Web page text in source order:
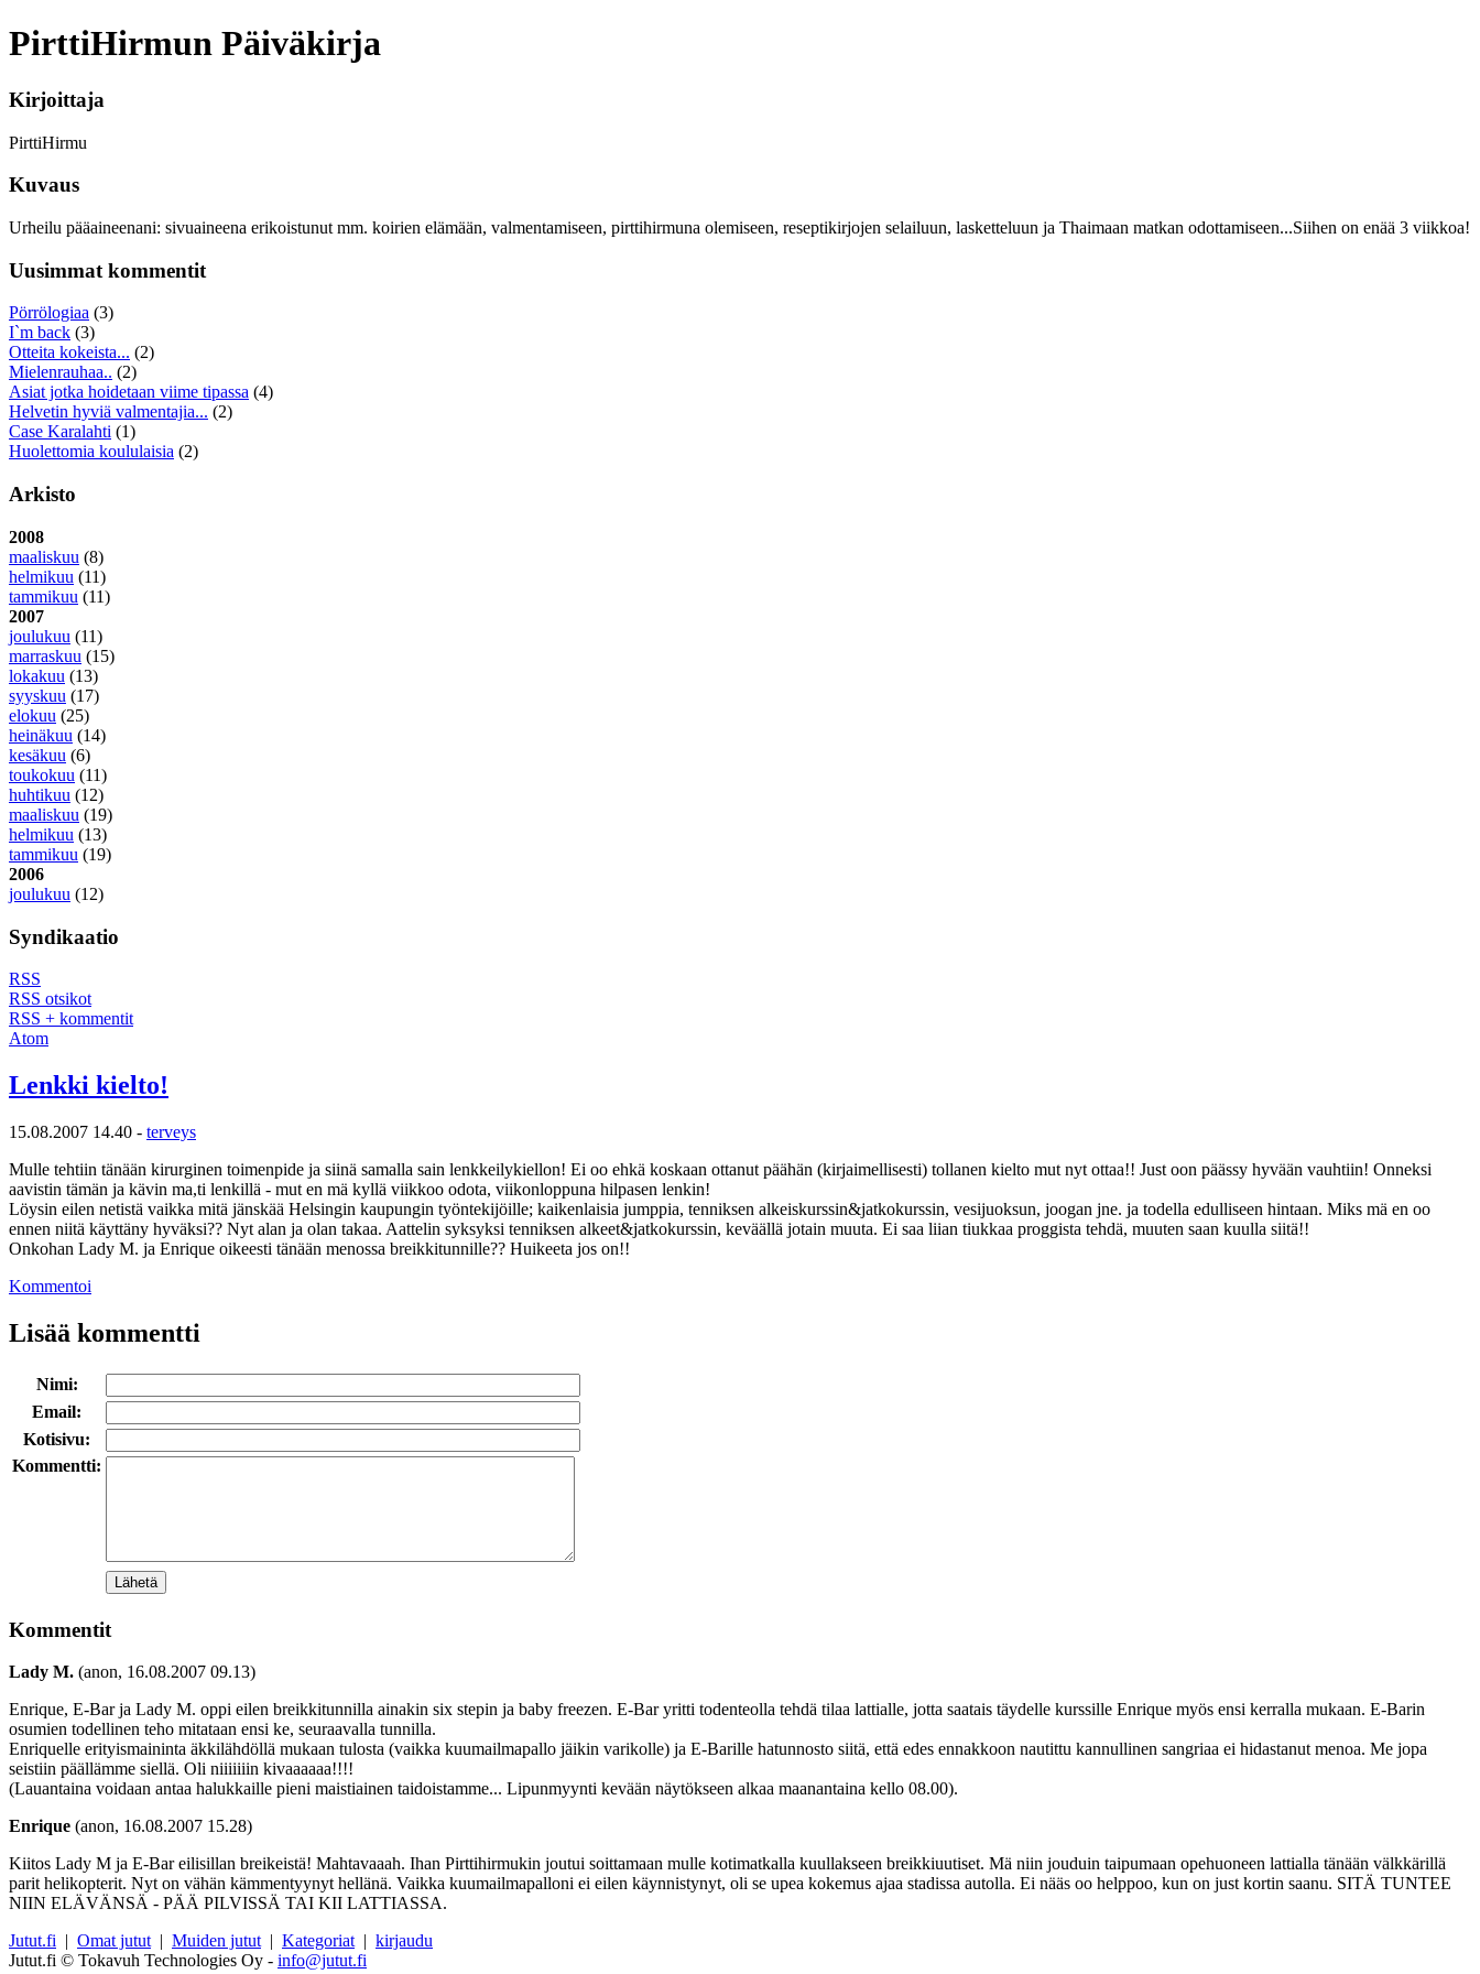
PirttiHirmun Päiväkirja
Kirjoittaja
PirttiHirmu
Kuvaus
Urheilu pääaineenani: sivuaineena erikoistunut mm. koirien elämään, valmentamiseen, pirttihirmuna olemiseen, reseptikirjojen selailuun, lasketteluun ja Thaimaan matkan odottamiseen...Siihen on enää 3 viikkoa!
Uusimmat kommentit
Pörrölogiaa (3)
I`m back (3)
Otteita kokeista... (2)
Mielenrauhaa.. (2)
Asiat jotka hoidetaan viime tipassa (4)
Helvetin hyviä valmentajia... (2)
Case Karalahti (1)
Huolettomia koululaisia (2)
Arkisto
2008
maaliskuu (8)
helmikuu (11)
tammikuu (11)
2007
joulukuu (11)
marraskuu (15)
lokakuu (13)
syyskuu (17)
elokuu (25)
heinäkuu (14)
kesäkuu (6)
toukokuu (11)
huhtikuu (12)
maaliskuu (19)
helmikuu (13)
tammikuu (19)
2006
joulukuu (12)
Syndikaatio
RSS
RSS otsikot
RSS + kommentit
Atom
Lenkki kielto!
15.08.2007 14.40 - terveys
Mulle tehtiin tänään kirurginen toimenpide ja siinä samalla sain lenkkeilykiellon! Ei oo ehkä koskaan ottanut päähän (kirjaimellisesti) tollanen kielto mut nyt ottaa!! Just oon päässy hyvään vauhtiin! Onneksi
aavistin tämän ja kävin ma,ti lenkillä - mut en mä kyllä viikkoo odota, viikonloppuna hilpasen lenkin!
Löysin eilen netistä vaikka mitä jänskää Helsingin kaupungin työntekijöille; kaikenlaisia jumppia, tenniksen alkeiskurssin&jatkokurssin, vesijuoksun, joogan jne. ja todella edulliseen hintaan. Miks mä en oo
ennen niitä käyttäny hyväksi?? Nyt alan ja olan takaa. Aattelin syksyksi tenniksen alkeet&jatkokurssin, keväällä jotain muuta. Ei saa liian tiukkaa proggista tehdä, muuten saan kuulla siitä!!
Onkohan Lady M. ja Enrique oikeesti tänään menossa breikkitunnille?? Huikeeta jos on!!
Kommentoi
Lisää kommentti
Nimi:
Email:
Kotisivu:
Kommentti:
Kommentit
Lady M. (anon, 16.08.2007 09.13)
Enrique, E-Bar ja Lady M. oppi eilen breikkitunnilla ainakin six stepin ja baby freezen. E-Bar yritti todenteolla tehdä tilaa lattialle, jotta saatais täydelle kurssille Enrique myös ensi kerralla mukaan. E-Barin
osumien todellinen teho mitataan ensi ke, seuraavalla tunnilla.
Enriquelle erityismaininta äkkilähdöllä mukaan tulosta (vaikka kuumailmapallo jäikin varikolle) ja E-Barille hatunnosto siitä, että edes ennakkoon nautittu kannullinen sangriaa ei hidastanut menoa. Me jopa
seistiin päällämme siellä. Oli niiiiiiin kivaaaaaa!!!!
(Lauantaina voidaan antaa halukkaille pieni maistiainen taidoistamme... Lipunmyynti kevään näytökseen alkaa maanantaina kello 08.00).
Enrique (anon, 16.08.2007 15.28)
Kiitos Lady M ja E-Bar eilisillan breikeistä! Mahtavaaah. Ihan Pirttihirmukin joutui soittamaan mulle kotimatkalla kuullakseen breikkiuutiset. Mä niin jouduin taipumaan opehuoneen lattialla tänään välkkärillä
parit helikopterit. Nyt on vähän kämmentyynyt hellänä. Vaikka kuumailmapalloni ei eilen käynnistynyt, oli se upea kokemus ajaa stadissa autolla. Ei nääs oo helppoo, kun on just kortin saanu. SITÄ TUNTEE
NIIN ELÄVÄNSÄ - PÄÄ PILVISSÄ TAI KII LATTIASSA.
Jutut.fi | Omat jutut| Muiden jutut| Kategoriat| kirjaudu
Jutut.fi © Tokavuh Technologies Oy - info@jutut.fi